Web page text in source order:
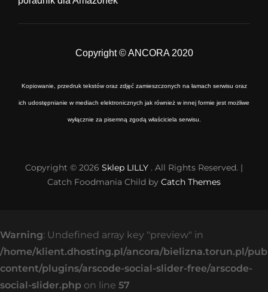
Copyright © ANCORA 2020
Kopiowanie, przedruk tekstów oraz zdjęć zamieszczonych na łamach serwisu oraz
ich udostępnianie w mediach elektronicznych jak również w innej formie jest możliwe
wyłącznie za pisemną zgodą właściciela serwisu.
Copyright © 2026 Sklep LILLY . All Rights Reserved. |
Catch Foodmania Child by Catch Themes
Warning: Undefined array key "preview" in
/home/klient.dhosting.pl/ancora/bielizna.torun.pl/
content/plugins/arscode-social-slider-free/arscode-
social-slider.php on line 57